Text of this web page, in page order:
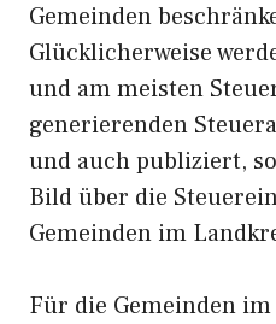
Gemeinden
Glücklicherweise
und am meisten
generierenden
und auch publiziert,
Bild über die
Gemeinden im
Für die Gemeinden